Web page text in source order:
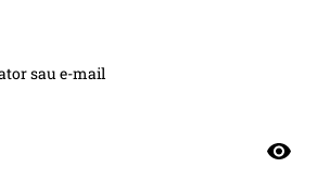
sau e-mail